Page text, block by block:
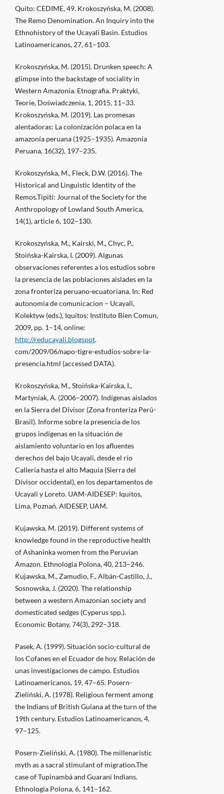
Quito: CEDIME, 49. Krokoszyńska, M. (2008).
The Remo Denomination. An Inquiry into the
Ethnohistory of the Ucayali Basin. Estudios
Latinoamericanos, 27, 61–103.
Krokoszyńska, M. (2015). Drunken speech: A
glimpse into the backstage of sociality in
Western Amazonia. Etnografia. Praktyki,
Teorie, Doświadczenia, 1, 2015, 11–33.
Krokoszyńska, M. (2019). Las promesas
alentadoras: La colonización polaca en la
amazonía peruana (1925–1935). Amazonía
Peruana, 16(32), 197–235.
Krokoszyńska, M., Fleck, D.W. (2016). The
Historical and Linguistic Identity of the
Remos.Tipití: Journal of the Society for the
Anthropology of Lowland South America,
14(1), article 6, 102–130.
Krokoszyńska, M., Kairski, M., Chyc, P.,
Stoińska-Kairska, I. (2009). Algunas
observaciones referentes a los estudios sobre
la presencia de las poblaciones aislades en la
zona fronteriza peruano-ecuatoriana. In: Red
autonomia de comunicacion – Ucayali,
Kolektyw (eds.), Iquitos: Instituto Bien Comun,
2009, pp. 1–14, online:
http://reducayali.blogspot.
com/2009/06/napo-tigre-estudios-sobre-la-
presencia.html (accessed DATA).
Krokoszyńska, M., Stoińska-Kairska, I.,
Martyniak, A. (2006–2007). Indígenas aislados
en la Sierra del Divisor (Zona fronteriza Perú-
Brasil). Informe sobre la presencia de los
grupos indígenas en la situación de
aislamiento voluntario en los afluentes
derechos del bajo Ucayali, desde el río
Callería hasta el alto Maquía (Sierra del
Divisor occidental), en los departamentos de
Ucayali y Loreto. UAM-AIDESEP: Iquitos,
Lima, Poznań. AIDESEP, UAM.
Kujawska, M. (2019). Different systems of
knowledge found in the reproductive health
of Ashaninka women from the Peruvian
Amazon. Ethnologia Polona, 40, 213–246.
Kujawska, M., Zamudio, F., Albán-Castillo, J.,
Sosnowska, J. (2020). The relationship
between a western Amazonian society and
domesticated sedges (Cyperus spp.).
Economic Botany, 74(3), 292–318.
Pasek, A. (1999). Situación socio-cultural de
los Cofanes en el Ecuador de hoy. Relación de
unas investigaciones de campo. Estudios
Latinoamericanos, 19, 47–65. Posern-
Zieliński, A. (1978). Religious ferment among
the Indians of British Guiana at the turn of the
19th century. Estudios Latinoamericanos, 4,
97–125.
Posern-Zieliński, A. (1980). The millenaristic
myth as a sacral stimulant of migration.The
case of Tupinambá and Guarani Indians.
Ethnologia Polona, 6, 141–162.